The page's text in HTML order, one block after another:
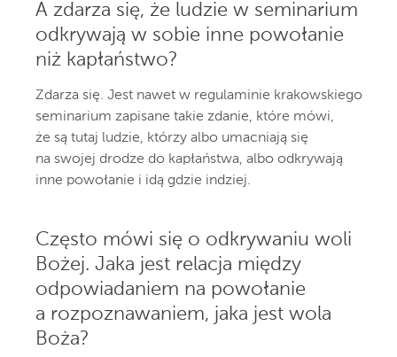
A zdarza się, że ludzie w seminarium
odkrywają w sobie inne powołanie
niż kapłaństwo?
Zdarza się. Jest nawet w regulaminie krakowskiego
seminarium zapisane takie zdanie, które mówi,
że są tutaj ludzie, którzy albo umacniają się
na swojej drodze do kapłaństwa, albo odkrywają
inne powołanie i idą gdzie indziej.
Często mówi się o odkrywaniu woli
Bożej. Jaka jest relacja między
odpowiadaniem na powołanie
a rozpoznawaniem, jaka jest wola
Boża?